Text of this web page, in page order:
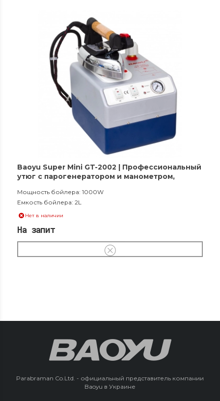
Baoyu Super Mini GT-2002 | Профессиональный
утюг с парогенератором и манометром,
Мощность бойлера: 1000W
Емкость бойлера: 2L
Нет в наличии
На запит
Parabraman Co.Ltd. - официальный представитель компании
Baoyu в Украине